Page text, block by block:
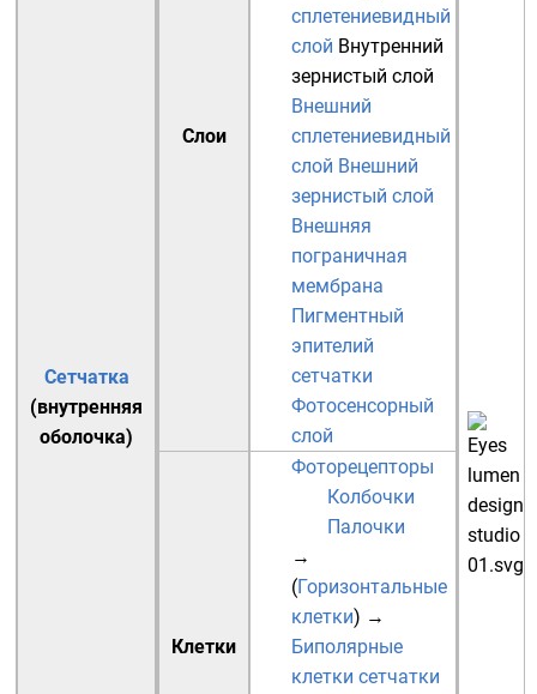
Сетчатка
(внутренняя
оболочка)
Слои
сплетениевидный
слой Внутренний
зернистый слой
Внешний
сплетениевидный
слой Внешний
зернистый слой
Внешняя
пограничная
мембрана
Пигментный
эпителий
сетчатки
Фотосенсорный
слой
Клетки
Фоторецепторы
Колбочки
Палочки
→
(Горизонтальные
клетки) →
Биполярные
клетки сетчатки